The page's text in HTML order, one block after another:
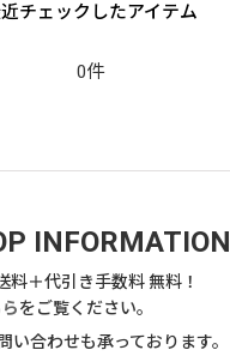
チェックしたアイテム
0件
INFORMATION
料＋代引き手数料 無料！
をご覧ください。
い合わせも承っております。